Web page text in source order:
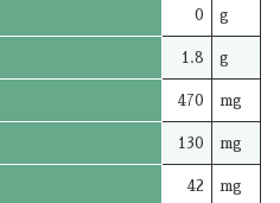
0 g
1.8 g
470 mg
130 mg
42 mg